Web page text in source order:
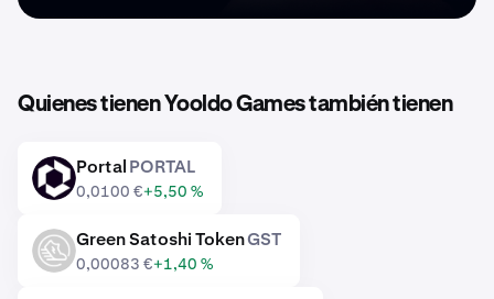
Quienes tienen Yooldo Games también tienen
PORTAL PortalPORTAL
0,0100 €+5,50 %
GST Green Satoshi TokenGST
0,00083 €+1,40 %